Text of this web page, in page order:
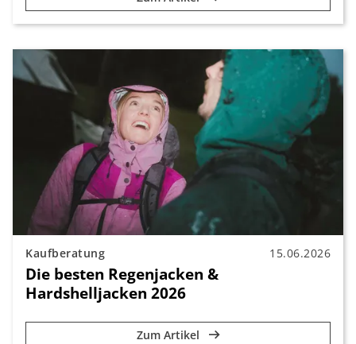
Kaufberatung 15.06.2026
Die besten Regenjacken &
Hardshelljacken 2026
Zum Artikel